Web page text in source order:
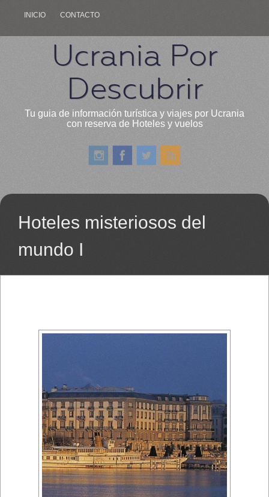
INICIO CONTACTO
Ucrania Por
Descubrir
Tu guia de información turística y viajes por Ucrania
con reserva de Hoteles y vuelos
Hoteles misteriosos del
mundo I